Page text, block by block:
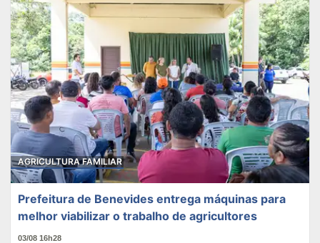
AGRICULTURA FAMILIAR
Prefeitura de Benevides entrega máquinas para
melhor viabilizar o trabalho de agricultores
03/08 16h28